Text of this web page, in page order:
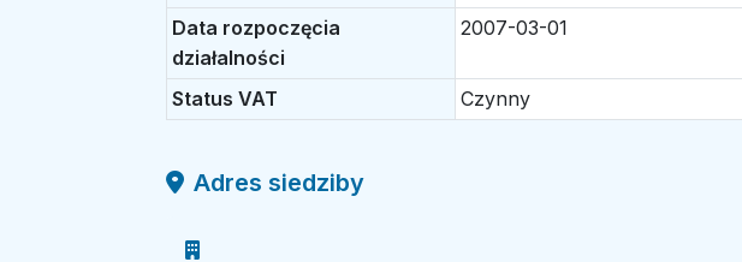
Data rozpoczęcia
działalności
2007-03-01
Status VAT Czynny
Adres siedziby